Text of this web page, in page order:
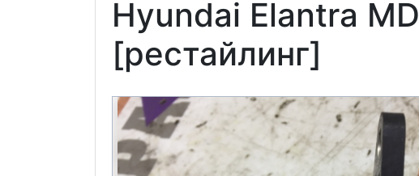
Hyundai Elantra MD
[рестайлинг]